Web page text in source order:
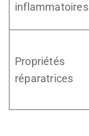
inflammatoires
Propriétés
réparatrices